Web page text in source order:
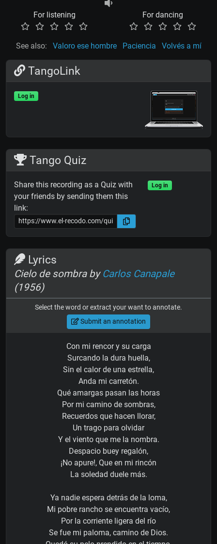
For listening For dancing
See also: Valoro ese hombre Paciencia Volvés a mí
TangoLink
Log in
Tango Quiz
Share this recording as a Quiz with
your friends by sending them this
link:
Log in
Lyrics
Cielo de sombra by Carlos Canapale
(1956)
Select the word or extract your want to annotate.
Submit an annotation
Con mi rencor y su carga
Surcando la dura huella,
Sin el calor de una estrella,
Anda mi carretón.
Qué amargas pasan las horas
Por mi camino de sombras,
Recuerdos que hacen llorar,
Un trago para olvidar
Y el viento que me la nombra.
Despacio buey regalón,
¡No apure!, Que en mi rincón
La soledad duele más.
Ya nadie espera detrás de la loma,
Mi pobre rancho se encuentra vacío,
Por la corriente ligera del río
Se fue mi paloma, camino de Dios.